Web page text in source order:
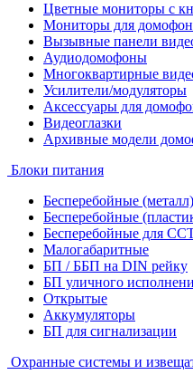
Цветные мониторы с
Мониторы для
Вызывные панели
Аудиодомофоны
Многоквартирные
Усилители/модуляторы
Аксессуары для
Видеоглазки
Архивные модели
Блоки питания
Бесперебойные (металл)
Бесперебойные
Бесперебойные для
Малогабаритные
БП / ББП на DIN рейку
БП уличного
Открытые
Аккумуляторы
БП для сигнализации
Охранные системы и